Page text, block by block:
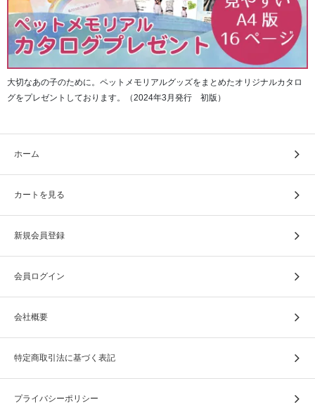
しっかりとした表装を施すことで、末代までの家宝として
大切なあの子のために。ペットメモリアルグッズをまとめたオリジナルカタロ
グをプレゼントしております。（2024年3月発行 初版）
ホーム
カートを見る
新規会員登録
会員ログイン
会社概要
特定商取引法に基づく表記
プライバシーポリシー